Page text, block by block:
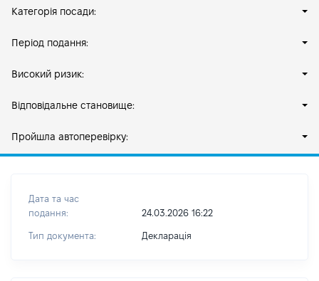
Категорія посади:
Період подання:
Високий ризик:
Відповідальне становище:
Пройшла автоперевірку:
Дата та час
подання:
24.03.2026 16:22
Тип документа: Декларація